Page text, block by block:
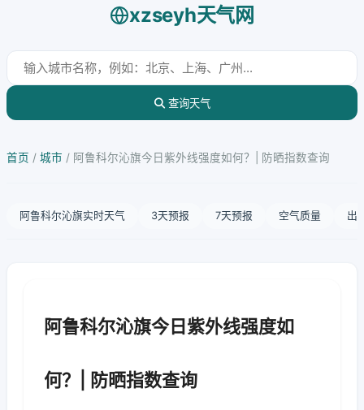
xzseyh天气网
查询天气
首页 / 城市 / 阿鲁科尔沁旗今日紫外线强度如何？| 防晒指数查询
阿鲁科尔沁旗实时天气 3天预报 7天预报 空气质量 出
阿鲁科尔沁旗今日紫外线强度如
何？| 防晒指数查询